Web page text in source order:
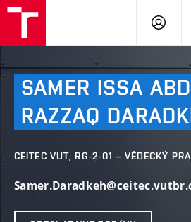
SAMER ISSA
RAZZAQ
CEITEC VUT, RG-2-01 – VĚDECKÝ